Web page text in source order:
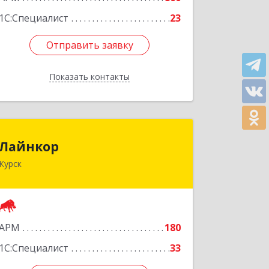
1С:Специалист
23
Отправить заявку
Показать контакты
Отправить заявку
Назад
Курск
180
1С:Специалист
33
305021, Курская обл, Курск г, Победы